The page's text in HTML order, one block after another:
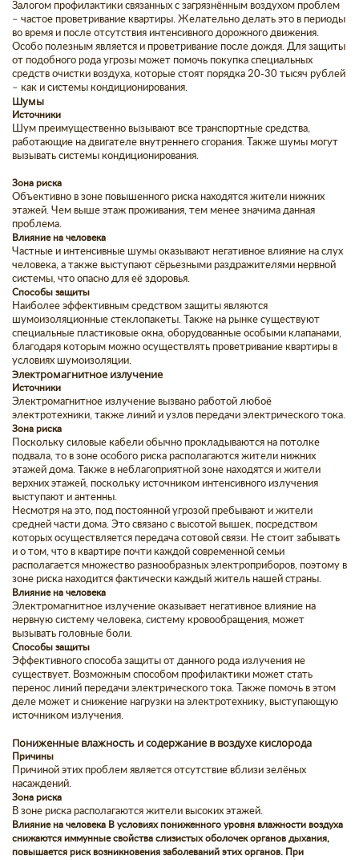
Залогом профилактики связанных с загрязнённым воздухом проблем
– частое проветривание квартиры. Желательно делать это в периоды
во время и после отсутствия интенсивного дорожного движения.
Особо полезным является и проветривание после дождя. Для защиты
от подобного рода угрозы может помочь покупка специальных
средств очистки воздуха, которые стоят порядка 20-30 тысяч рублей
– как и системы кондиционирования.
Шумы
Источники
Шум преимущественно вызывают все транспортные средства,
работающие на двигателе внутреннего сгорания. Также шумы могут
вызывать системы кондиционирования.
Зона риска
Объективно в зоне повышенного риска находятся жители нижних
этажей. Чем выше этаж проживания, тем менее значима данная
проблема.
Влияние на человека
Частные и интенсивные шумы оказывают негативное влияние на слух
человека, а также выступают сёрьезными раздражителями нервной
системы, что опасно для её здоровья.
Способы защиты
Наиболее эффективным средством защиты являются
шумоизоляционные стеклопакеты. Также на рынке существуют
специальные пластиковые окна, оборудованные особыми клапанами,
благодаря которым можно осуществлять проветривание квартиры в
условиях шумоизоляции.
Электромагнитное излучение
Источники
Электромагнитное излучение вызвано работой любоё
электротехники, также линий и узлов передачи электрического тока.
Зона риска
Поскольку силовые кабели обычно прокладываются на потолке
подвала, то в зоне особого риска располагаются жители нижних
этажей дома. Также в неблагоприятной зоне находятся и жители
верхних этажей, поскольку источником интенсивного излучения
выступают и антенны.
Несмотря на это, под постоянной угрозой пребывают и жители
средней части дома. Это связано с высотой вышек, посредством
которых осуществляется передача сотовой связи. Не стоит забывать
и о том, что в квартире почти каждой современной семьи
располагается множество разнообразных электроприборов, поэтому в
зоне риска находится фактически каждый житель нашей страны.
Влияние на человека
Электромагнитное излучение оказывает негативное влияние на
нервную систему человека, систему кровообращения, может
вызывать головные боли.
Способы защиты
Эффективного способа защиты от данного рода излучения не
существует. Возможным способом профилактики может стать
перенос линий передачи электрического тока. Также помочь в этом
деле может и снижение нагрузки на электротехнику, выступающую
источником излучения.
Пониженные влажность и содержание в воздухе кислорода
Причины
Причиной этих проблем является отсутствие вблизи зелёных
насаждений.
Зона риска
В зоне риска располагаются жители высоких этажей.
Влияние на человека В условиях пониженного уровня влажности воздуха
снижаются иммунные свойства слизистых оболочек органов дыхания,
повышается риск возникновения заболеваний этих органов. При